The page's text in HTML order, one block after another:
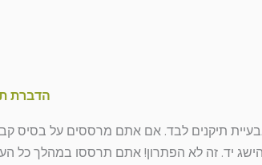
הדברת
תיקנים לבד. אם אתם מרססים על בסיס
יד. זה לא הפתרון! אתם תרססו במהלך כל